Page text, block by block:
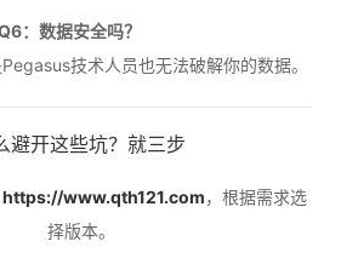
：数据安全吗？
技术人员也无法破解你的数据。
避开这些坑？就三步
https://www.qth121.com，根据需求选
择版本。